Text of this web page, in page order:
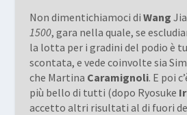
Non dimentichiamoci di Wang
1500, gara nella quale, se
la lotta per i gradini del podio è
scontata, e vede coinvolte sia
che Martina Caramignoli. E poi
più bello di tutti (dopo Ryosuke
accetto altri risultati al di fuori